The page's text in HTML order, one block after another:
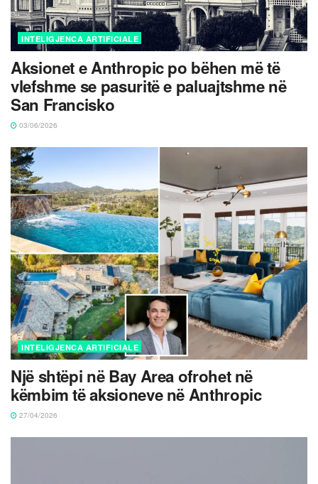
INTELIGJENCA ARTIFICIALE
Aksionet e Anthropic po bëhen më të
vlefshme se pasuritë e paluajtshme në
San Francisko
03/06/2026
INTELIGJENCA ARTIFICIALE
Një shtëpi në Bay Area ofrohet në
këmbim të aksioneve në Anthropic
27/04/2026